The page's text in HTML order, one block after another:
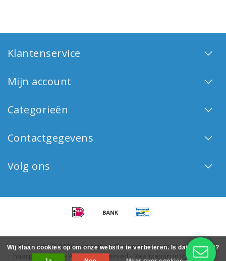
Klantenservice
Mijn account
Categorieën
Contactgegevens
Volg ons
Copyright © 2026 - Haarshop Benemonte voor al je Keune
haarproducten - All rights reserved - Realization InStijl Media
Wij slaan cookies op om onze website te verbeteren. Is dat akkoord?